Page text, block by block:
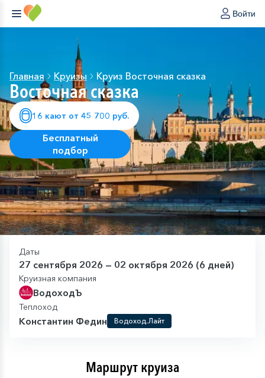
Войти
Главная Круизы Круиз Восточная сказка
Восточная сказка
16 кают от 45 700 руб.
Бесплатный
подбор
Даты
27 сентября 2026 — 02 октября 2026 (6 дней)
Круизная компания
ВодоходЪ
Теплоход
Константин Федин Водоход.Лайт
Маршрут круиза